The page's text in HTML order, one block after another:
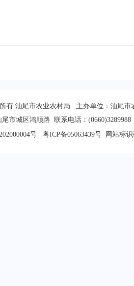
有:汕尾市农业农村局 主办单位：汕尾市
市城区鸿顺路 联系电话：(0660)3289988
号
粤ICP备05063439号网站标识